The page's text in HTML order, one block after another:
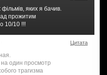
яких я бачив.
прожитим
10/10 !!!
Цитата
один просмотр
трагизма